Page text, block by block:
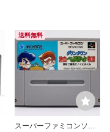
送料無料
スーパーファミコンソフ